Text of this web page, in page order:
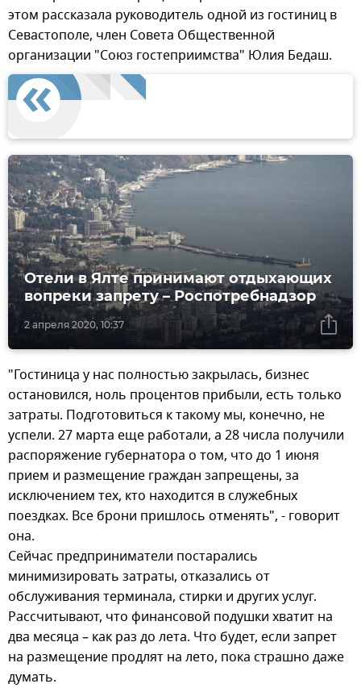
этом рассказала руководитель одной из гостиниц в
Севастополе, член Совета Общественной
организации "Союз гостеприимства" Юлия Бедаш.
2 апреля 2020, 10:37
Отели в Ялте принимают отдыхающих
вопреки запрету – Роспотребнадзор
"Гостиница у нас полностью закрылась, бизнес
остановился, ноль процентов прибыли, есть только
затраты. Подготовиться к такому мы, конечно, не
успели. 27 марта еще работали, а 28 числа получили
распоряжение губернатора о том, что до 1 июня
прием и размещение граждан запрещены, за
исключением тех, кто находится в служебных
поездках. Все брони пришлось отменять", - говорит
она.
Сейчас предприниматели постарались
минимизировать затраты, отказались от
обслуживания терминала, стирки и других услуг.
Рассчитывают, что финансовой подушки хватит на
два месяца – как раз до лета. Что будет, если запрет
на размещение продлят на лето, пока страшно даже
думать.